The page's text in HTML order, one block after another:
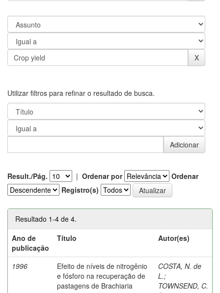
Utilizar filtros para refinar o resultado de busca.
Result./Pág. | Ordenar por
Ordenar
Registro(s)
Resultado 1-4 de 4.
Ano de
publicação
Título Autor(es)
1996
Efeito de níveis de nitrogênio
e fósforo na recuperação de
pastagens de Brachiaria
COSTA, N. de
L.;
TOWNSEND, C.